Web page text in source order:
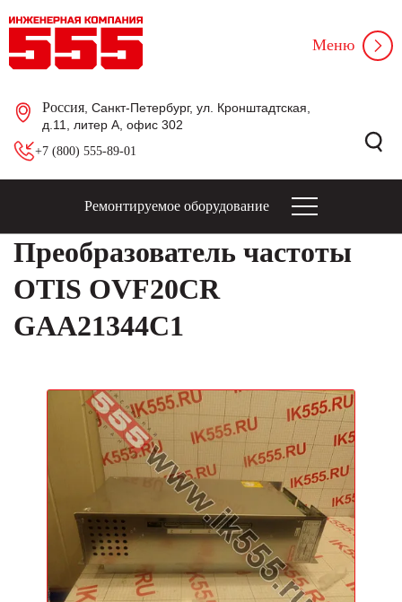
Россия , Санкт-Петербург, ул. Кронштадтская,
д.11, литер А, офис 302
+7 (800) 555-89-01
Меню
Ремонтируемое оборудование
Преобразователь частоты
OTIS OVF20CR
GAA21344C1